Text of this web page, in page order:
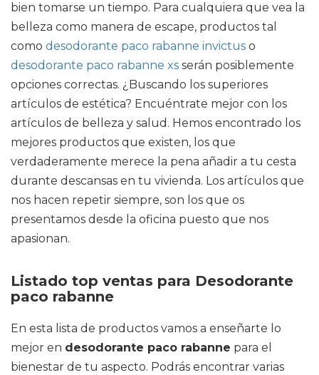
bien tomarse un tiempo. Para cualquiera que vea la
belleza como manera de escape, productos tal
como desodorante paco rabanne invictus o
desodorante paco rabanne xs serán posiblemente
opciones correctas. ¿Buscando los superiores
artículos de estética? Encuéntrate mejor con los
artículos de belleza y salud. Hemos encontrado los
mejores productos que existen, los que
verdaderamente merece la pena añadir a tu cesta
durante descansas en tu vivienda. Los artículos que
nos hacen repetir siempre, son los que os
presentamos desde la oficina puesto que nos
apasionan.
Listado top ventas para Desodorante
paco rabanne
En esta lista de productos vamos a enseñarte lo
mejor en desodorante paco rabanne para el
bienestar de tu aspecto. Podrás encontrar varias